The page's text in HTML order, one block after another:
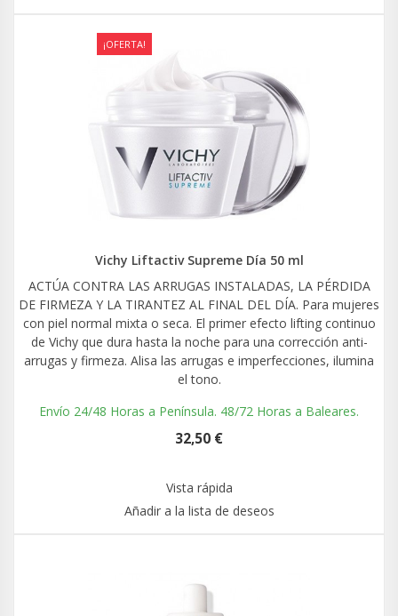
¡OFERTA!
Vichy Liftactiv Supreme Día 50 ml
ACTÚA CONTRA LAS ARRUGAS INSTALADAS, LA PÉRDIDA
DE FIRMEZA Y LA TIRANTEZ AL FINAL DEL DÍA. Para mujeres
con piel normal mixta o seca. El primer efecto lifting continuo
de Vichy que dura hasta la noche para una corrección anti-
arrugas y firmeza. Alisa las arrugas e imperfecciones, ilumina
el tono.
Envío 24/48 Horas a Península. 48/72 Horas a Baleares.
32,50 €
Vista rápida
Añadir a la lista de deseos